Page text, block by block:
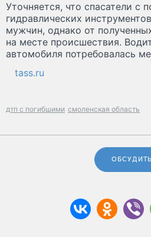
Уточняется, что спасатели с
гидравлических
мужчин, однако от
на месте происшествия.
автомобиля потребовалась
tass.ru
дтп с погибшими смоленская область
ОБСУДИТЬ